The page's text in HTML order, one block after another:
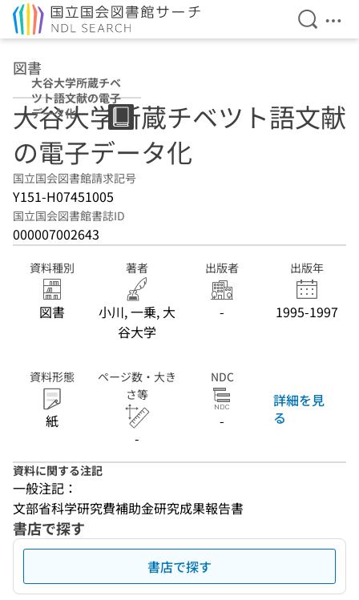
検索を
メ
図書
大谷大学所蔵チベ
ツト語文献の電子
データ化
大谷大学所蔵チベツト語文献
の電子データ化
国立国会図書館請求記号
Y151-H07451005
国立国会図書館書誌ID
000007002643
資料種別
図書
著者
小川, 一乗, 大
谷大学
出版者
-
出版年
1995-1997
資料形態
紙
ページ数・大き
さ等
-
NDC
-
詳細を見
る
資料に関する注記
一般注記：
文部省科学研究費補助金研究成果報告書
書店で探す
書店で探す